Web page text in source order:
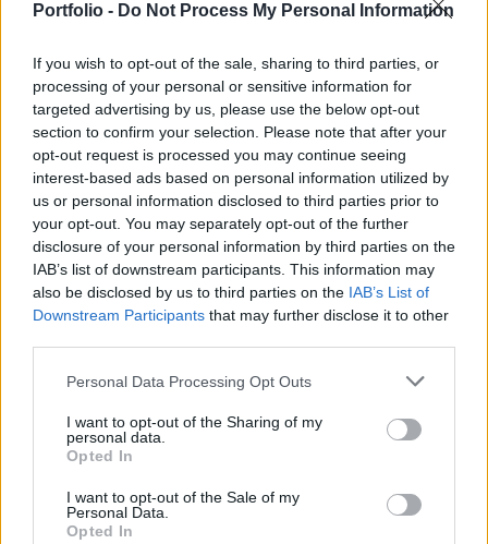
Portfolio - Do Not Process My Personal Information
If you wish to opt-out of the sale, sharing to third parties, or
processing of your personal or sensitive information for
targeted advertising by us, please use the below opt-out
section to confirm your selection. Please note that after your
opt-out request is processed you may continue seeing
interest-based ads based on personal information utilized by
us or personal information disclosed to third parties prior to
your opt-out. You may separately opt-out of the further
disclosure of your personal information by third parties on the
IAB’s list of downstream participants. This information may
also be disclosed by us to third parties on the IAB’s List of
Downstream Participants that may further disclose it to other
Personal Data Processing Opt Outs
I want to opt-out of the Sharing of my
personal data.
Opted In
I want to opt-out of the Sale of my
Personal Data.
Opted In
ELŐFIZETŐI TARTALOM
Többlet a központi
költségvetésben (2)
Portfolio
2001. december 11. 14:11
16.4 mrd Ft többlettel zárt a központi költségvetés
novemberben. A társadalombiztosítási alapok hiánya 64.6
mrd Ft-ot tett ki, míg az elkülönített állami pénzalapoknál 1
mrd-os deficit halmozódott fel. Az államháztartás
mrd Ft-ot novemberben.Az év elejétől számítva az
államháztartás hiánya 326.7 mrd Ft, mely...
KEDVES OLVASÓNK!